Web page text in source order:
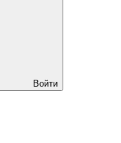
Войти